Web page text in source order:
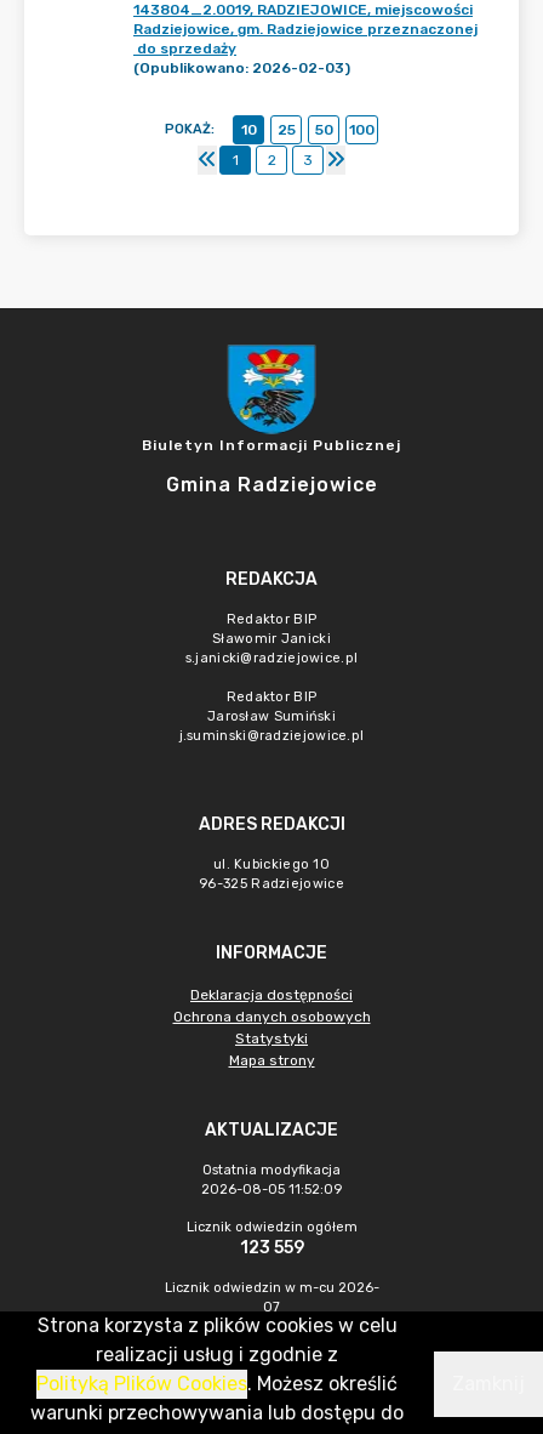
143804_2.0019, RADZIEJOWICE, miejscowości
Radziejowice, gm. Radziejowice przeznaczonej
do sprzedaży
(Opublikowano: 2026-02-03)
POKAŻ: 10 25 50
100
1
2 3
Biuletyn Informacji Publicznej
Gmina Radziejowice
REDAKCJA
Redaktor BIP
Sławomir Janicki
s.janicki@radziejowice.pl
Redaktor BIP
Jarosław Sumiński
j.suminski@radziejowice.pl
ADRES REDAKCJI
ul. Kubickiego 10
96-325 Radziejowice
INFORMACJE
Deklaracja dostępności
Ochrona danych osobowych
Statystyki
Mapa strony
AKTUALIZACJE
Ostatnia modyfikacja
2026-08-05 11:52:09
Licznik odwiedzin ogółem
123 559
Licznik odwiedzin w m-cu 2026-
07
219
CMS & Hosting: Nefeni Sp. z o.o.
Strona korzysta z plików cookies w celu
realizacji usług i zgodnie z
Polityką Plików Cookies. Możesz określić
warunki przechowywania lub dostępu do